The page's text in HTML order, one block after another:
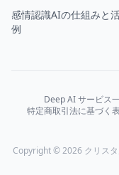
感情認識AIの仕組みと
例
Deep AI サービス
特定商取引法に基づく
Copyright © 2026 クリス